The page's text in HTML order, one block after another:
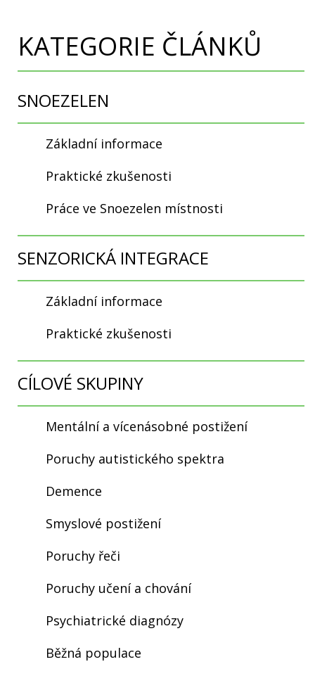
KATEGORIE ČLÁNKŮ
SNOEZELEN
Základní informace
Praktické zkušenosti
Práce ve Snoezelen místnosti
SENZORICKÁ INTEGRACE
Základní informace
Praktické zkušenosti
CÍLOVÉ SKUPINY
Mentální a vícenásobné postižení
Poruchy autistického spektra
Demence
Smyslové postižení
Poruchy řeči
Poruchy učení a chování
Psychiatrické diagnózy
Běžná populace